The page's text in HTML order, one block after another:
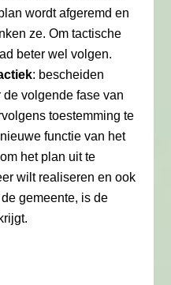
wordt afgeremd en
ze. Om tactische
beter wel volgen.
: bescheiden
volgende fase van
toestemming te
functie van het
het plan uit te
wilt realiseren en ook
gemeente, is de